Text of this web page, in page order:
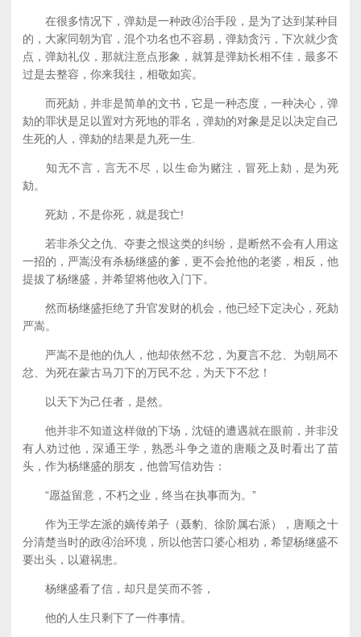
在很多情况下，弹劾是一种政④治手段，是为了达到某种目
的，大家同朝为官，混个功名也不容易，弹劾贪污，下次就少贪
点，弹劾礼仪，那就注意点形象，就算是弹劾长相不佳，最多不
过是去整容，你来我往，相敬如宾。
而死劾，并非是简单的文书，它是一种态度，一种决心，弹
劾的罪状是足以置对方死地的罪名，弹劾的对象是足以决定自己
生死的人，弹劾的结果是九死一生.
知无不言，言无不尽，以生命为赌注，冒死上劾，是为死
劾。
死劾，不是你死，就是我亡!
若非杀父之仇、夺妻之恨这类的纠纷，是断然不会有人用这
一招的，严嵩没有杀杨继盛的爹，更不会抢他的老婆，相反，他
提拔了杨继盛，并希望将他收入门下。
然而杨继盛拒绝了升官发财的机会，他已经下定决心，死劾
严嵩。
严嵩不是他的仇人，他却依然不忿，为夏言不忿、为朝局不
忿、为死在蒙古马刀下的万民不忿，为天下不忿！
以天下为己任者，是然。
他并非不知道这样做的下场，沈链的遭遇就在眼前，并非没
有人劝过他，深通王学，熟悉斗争之道的唐顺之及时看出了苗
头，作为杨继盛的朋友，他曾写信劝告：
“愿益留意，不朽之业，终当在执事而为。”
作为王学左派的嫡传弟子（聂豹、徐阶属右派），唐顺之十
分清楚当时的政④治环境，所以他苦口婆心相劝，希望杨继盛不
要出头，以避祸患。
杨继盛看了信，却只是笑而不答，
他的人生只剩下了一件事情。